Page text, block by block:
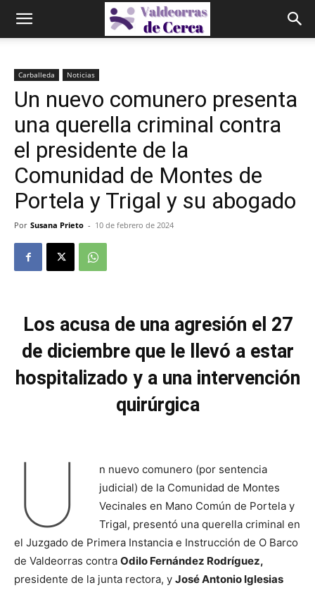
Carballeda Noticias
Un nuevo comunero presenta
una querella criminal contra
el presidente de la
Comunidad de Montes de
Portela y Trigal y su abogado
Por Susana Prieto - 10 de febrero de 2024
Los acusa de una agresión el 27
de diciembre que le llevó a estar
hospitalizado y a una intervención
quirúrgica
U
n nuevo comunero (por sentencia
judicial) de la Comunidad de Montes
Vecinales en Mano Común de Portela y
Trigal, presentó una querella criminal en
el Juzgado de Primera Instancia e Instrucción de O Barco
de Valdeorras contra Odilo Fernández Rodríguez,
presidente de la junta rectora, y José Antonio Iglesias